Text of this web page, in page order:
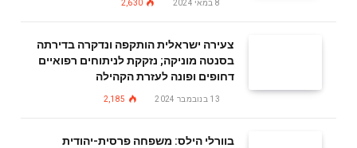
8 במאי 2024 2,630
צעירה ישראלית הותקפה ונדקרה בדירתה
בסנטה מוניקה; נזקקת לניתוחים רפואיים
דחופים ופונה לעזרת הקהילה
13 בנובמבר 2024 2,185
בוורלי הילס: משפחה פרסית-יהודית